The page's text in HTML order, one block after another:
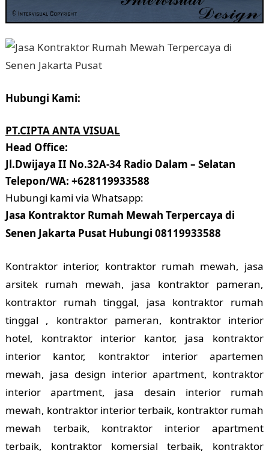
Hubungi Kami:
PT.CIPTA ANTA VISUAL
Head Office:
Jl.Dwijaya II No.32A-34 Radio Dalam – Selatan
Telepon/WA: +628119933588
Hubungi kami via Whatsapp:
Jasa Kontraktor Rumah Mewah Terpercaya di
Senen Jakarta Pusat Hubungi 08119933588
Kontraktor interior, kontraktor rumah mewah, jasa
arsitek rumah mewah, jasa kontraktor pameran,
kontraktor rumah tinggal, jasa kontraktor rumah
tinggal , kontraktor pameran, kontraktor interior
hotel, kontraktor interior kantor, jasa kontraktor
interior kantor, kontraktor interior apartemen
mewah, jasa design interior apartment, kontraktor
interior apartment, jasa desain interior rumah
mewah, kontraktor interior terbaik, kontraktor rumah
mewah terbaik, kontraktor interior apartment
terbaik, kontraktor komersial terbaik, kontraktor